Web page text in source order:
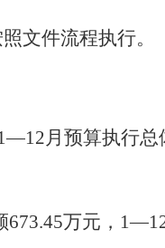
文件流程执行。
—12月预算执行总
673.45万元， 1—1